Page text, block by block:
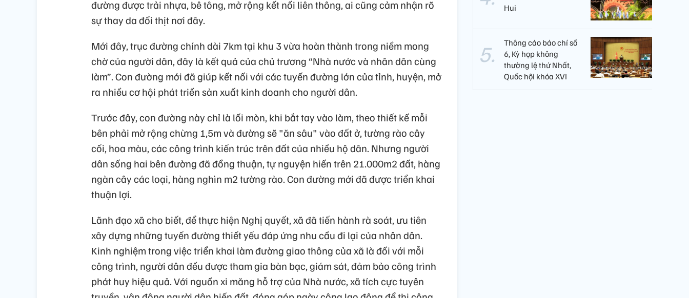
đường được trải nhựa, bê tông, mở rộng kết nối liên thông, ai cũng cảm nhận rõ
sự thay da đổi thịt nơi đây.
Mới đây, trục đường chính dài 7km tại khu 3 vừa hoàn thành trong niềm mong
chờ của người dân, đây là kết quả của chủ trương “Nhà nước và nhân dân cùng
làm”. Con đường mới đã giúp kết nối với các tuyến đường lớn của tỉnh, huyện, mở
ra nhiều cơ hội phát triền sản xuất kinh doanh cho người dân.
Trước đây, con đường này chỉ là lối mòn, khi bắt tay vào làm, theo thiết kế mỗi
bên phải mở rộng chừng 1,5m và đường sẽ "ăn sâu" vào đất ở, tường rào cây
cối, hoa màu, các công trình kiến trúc trên đất của nhiều hộ dân. Nhưng người
dân sống hai bên đường đã đồng thuận, tự nguyện hiến trên 21.000m2 đất, hàng
ngàn cây các loại, hàng nghìn m2 tường rào. Con đường mới đã được triển khai
thuận lợi.
Lãnh đạo xã cho biết, để thực hiện Nghị quyết, xã đã tiến hành rà soát, ưu tiên
xây dựng những tuyến đường thiết yếu đáp ứng nhu cầu đi lại của nhân dân.
Kinh nghiệm trong việc triển khai làm đường giao thông của xã là đối với mỗi
công trình, người dân đều được tham gia bàn bạc, giám sát, đảm bảo công trình
phát huy hiệu quả. Với nguồn xi măng hỗ trợ của Nhà nước, xã tích cực tuyên
Hui
Thông cáo báo chí số
6, Kỳ họp không
thường lệ thứ Nhất,
Quốc hội khóa XVI